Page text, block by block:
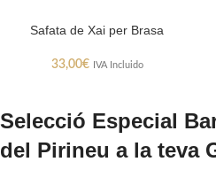
Safata de Xai per Brasa
33,00€ IVA Incluido
Selecció Especial
del Pirineu a la teva